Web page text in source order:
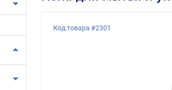
Код товара #2301